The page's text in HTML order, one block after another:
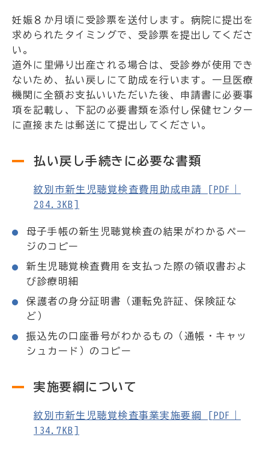
妊娠８か月頃に受診票を送付します。病院に提出を
求められたタイミングで、受診票を提出してくださ
い。
道外に里帰り出産される場合は、受診券が使用でき
ないため、払い戻しにて助成を行います。一旦医療
機関に全額お支払いいただいた後、申請書に必要事
項を記載し、下記の必要書類を添付し保健センター
に直接または郵送にて提出してください。
払い戻し手続きに必要な書類
紋別市新生児聴覚検査費用助成申請 [PDF｜
284.3KB]
母子手帳の新生児聴覚検査の結果がわかるペー
ジのコピー
新生児聴覚検査費用を支払った際の領収書およ
び診療明細
保護者の身分証明書（運転免許証、保険証な
ど）
振込先の口座番号がわかるもの（通帳・キャッ
シュカード）のコピー
実施要綱について
紋別市新生児聴覚検査事業実施要綱 [PDF｜
134.7KB]